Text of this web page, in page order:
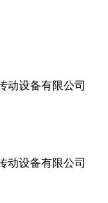
动设备有限公司
动设备有限公司